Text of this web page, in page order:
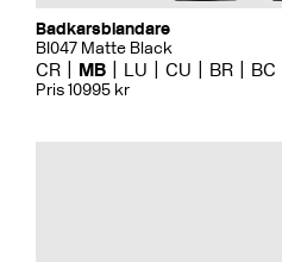
Badkarsblandare
BI047 Matte Black
CR MB LU CU BR BC
Pris 10995 kr